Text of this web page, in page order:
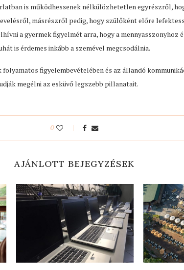
is működhessenek nélkülözhetetlen egyrészről,
másrészről pedig, hogy szülőként előre
a gyermek figyelmét arra, hogy a mennyasszonyhoz
is érdemes inkább a szemével megcsodálnia.
figyelembevételében és az állandó
megélni az esküvő legszebb pillanatait.
0
AJÁNLOTT BEJEGYZÉSEK